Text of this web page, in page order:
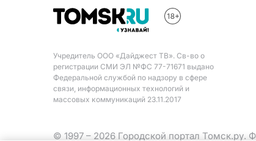
Учредитель ООО «Дайджест ТВ». Св-во о
регистрации СМИ ЭЛ №ФС 77-71671 выдано
Федеральной службой по надзору в сфере
связи, информационных технологий и
массовых коммуникаций 23.11.2017
© 1997 – 2026 Городской портал Томск.ру.